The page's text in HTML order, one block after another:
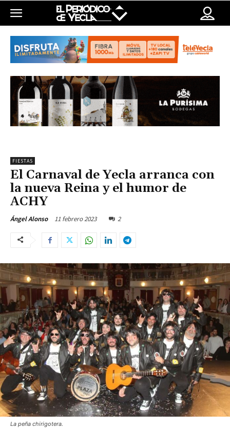
FIESTAS
El Carnaval de Yecla arranca con
la nueva Reina y el humor de
ACHY
Ángel Alonso 11 febrero 2023 2
La peña chirigotera.